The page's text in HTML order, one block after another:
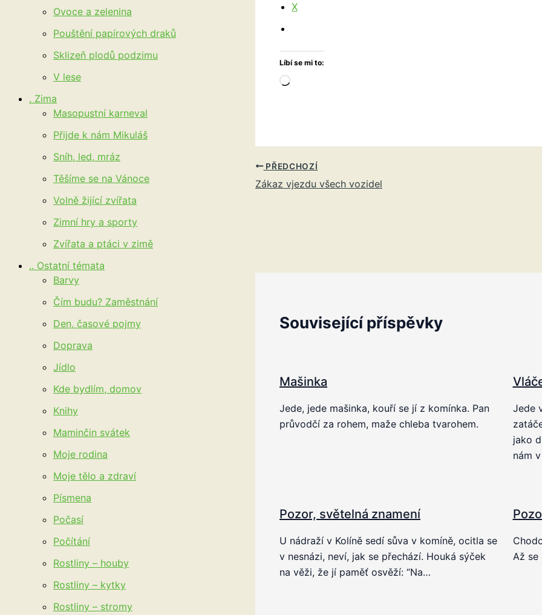
Ovoce a zelenina
Pouštění papírových draků
Sklizeň plodů podzimu
V lese
. Zima
Masopustní karneval
Přijde k nám Mikuláš
Sníh, led, mráz
Těšíme se na Vánoce
Volně žijící zvířata
Zimní hry a sporty
Zvířata a ptáci v zimě
.. Ostatní témata
Barvy
Čím budu? Zaměstnání
Den, časové pojmy
Doprava
Jídlo
Kde bydlím, domov
Knihy
Maminčin svátek
Moje rodina
Moje tělo a zdraví
Písmena
Počasí
Počítání
Rostliny – houby
Rostliny – kytky
Rostliny – stromy
X
Líbí se mi to:
Načítání…
PŘEDCHOZÍ
Zákaz vjezdu všech vozidel
Související příspěvky
Mašinka
Jede, jede mašinka, kouří se jí z komínka. Pan
průvodčí za rohem, maže chleba tvarohem.
Jede
jako
nám
Pozor, světelná znamení
U nádraží v Kolíně sedí sůva v komíně, ocitla se
v nesnázi, neví, jak se přechází. Houká sýček
na věži, že jí paměť osvěží: “Na…
Až se